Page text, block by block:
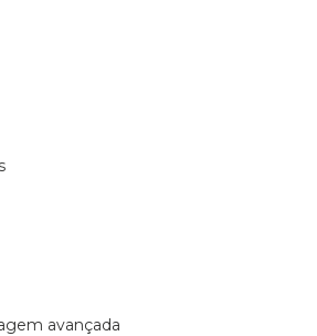
avançada